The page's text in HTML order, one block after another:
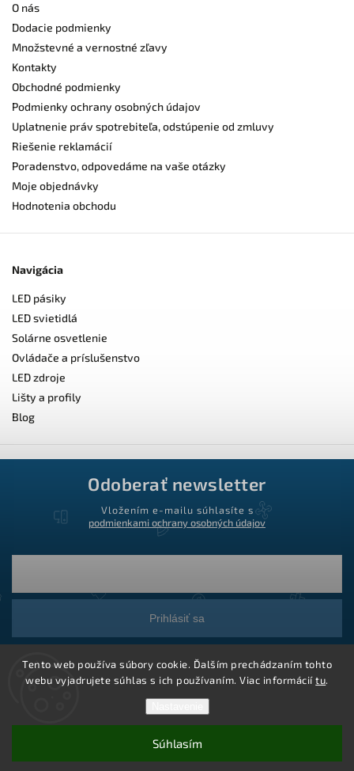
Tento web používa súbory cookie. Ďalším prechádzaním tohto
webu vyjadrujete súhlas s ich používaním. Viac informáciítu.
Súhlasím
O nás
Dodacie podmienky
Množstevné a vernostné zľavy
Kontakty
Obchodné podmienky
Podmienky ochrany osobných údajov
Uplatnenie práv spotrebiteľa, odstúpenie od zmluvy
Riešenie reklamácií
Poradenstvo, odpovedáme na vaše otázky
Moje objednávky
Hodnotenia obchodu
Navigácia
LED pásiky
LED svietidlá
Solárne osvetlenie
Ovládače a príslušenstvo
LED zdroje
Lišty a profily
Blog
Odoberať newsletter
Vložením e-mailu súhlasíte s
podmienkami ochrany osobných údajov
Prihlásiť sa